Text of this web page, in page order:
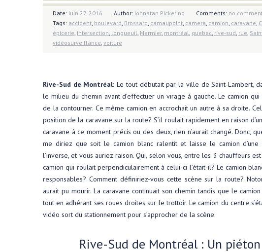
Date:Juin 27, 2016 Author:Johnatan Pickering Comments: no
Tags: accident, boulevard, Brossard, camaupoint, camera, camion, caravane,
épicerie, intersection, longueuil, Marmier, montréal, quebec, rive-sud, rue,
vidéosurveillance, voiture
Rive-Sud de Montréal: Le tout débutait par la ville de Saint-Lambert,
le milieu du chemin avant d’effectuer un virage à gauche. Le camion
de la contourner. Ce même camion en accrochait un autre à sa droite.
position de la caravane sur la route? S’il roulait rapidement en raison
caravane à ce moment précis ou des deux, rien n’aurait changé. Donc,
me diriez que soit le camion blanc ralentit et laisse le camion
l’inverse, et vous auriez raison. Qui, selon vous, entre les 3 chauffeurs
camion qui roulait perpendiculairement à celui-ci l’était-il? Le camion
responsables? Comment définiriez-vous cette scène sur la route?
aurait pu mourir. La caravane continuait son chemin tandis que le
tout en adhérant ses roues droites sur le trottoir. Le camion du centre
vidéo sort du stationnement pour s’approcher de la scène.
Rive-Sud de Montréal : Un